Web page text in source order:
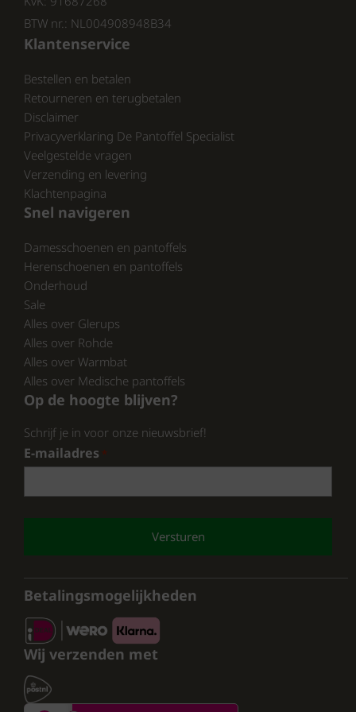
je niet alleen een uitstekende prijs, maar ook
een breed aanbod van pantoffels die voldoen
aan de hoogste kwaliteitsnormen.
CONCLUSIE:
Wacht niet langer en ervaar zelf de voordelen
van de Warmbat Heren Pantoffels! Je voeten
verdienen het beste.
BTW nr.: NL004908948B34
Klantenservice
Bestellen en betalen
Retourneren en terugbetalen
Disclaimer
Privacyverklaring De Pantoffel Specialist
Veelgestelde vragen
Verzending en levering
Klachtenpagina
Snel navigeren
Damesschoenen en pantoffels
Herenschoenen en pantoffels
Onderhoud
Sale
Alles over Glerups
Alles over Rohde
Alles over Warmbat
Alles over Medische pantoffels
Op de hoogte blijven?
Schrijf je in voor onze nieuwsbrief!
E-mailadres *
CAPTCHA
Betalingsmogelijkheden
Wij verzenden met